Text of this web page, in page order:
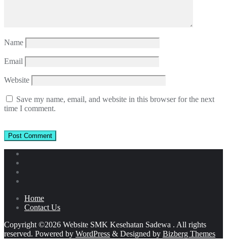
Name
Email
Website
Save my name, email, and website in this browser for the next
time I comment.
Home
Contact Us
Copyright ©2026 Website SMK Kesehatan Sadewa . All rights
reserved. Powered by WordPress & Designed by Bizberg Themes